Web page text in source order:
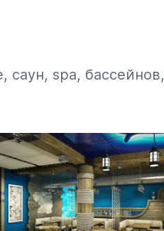
саун, spa, бассейнов,